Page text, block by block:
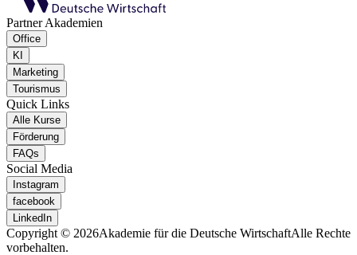
Partner Akademien
Office
KI
Marketing
Tourismus
Quick Links
Alle Kurse
Förderung
FAQs
Social Media
Instagram
facebook
LinkedIn
Copyright © 2026Akademie für die Deutsche WirtschaftAlle Rechte
vorbehalten.